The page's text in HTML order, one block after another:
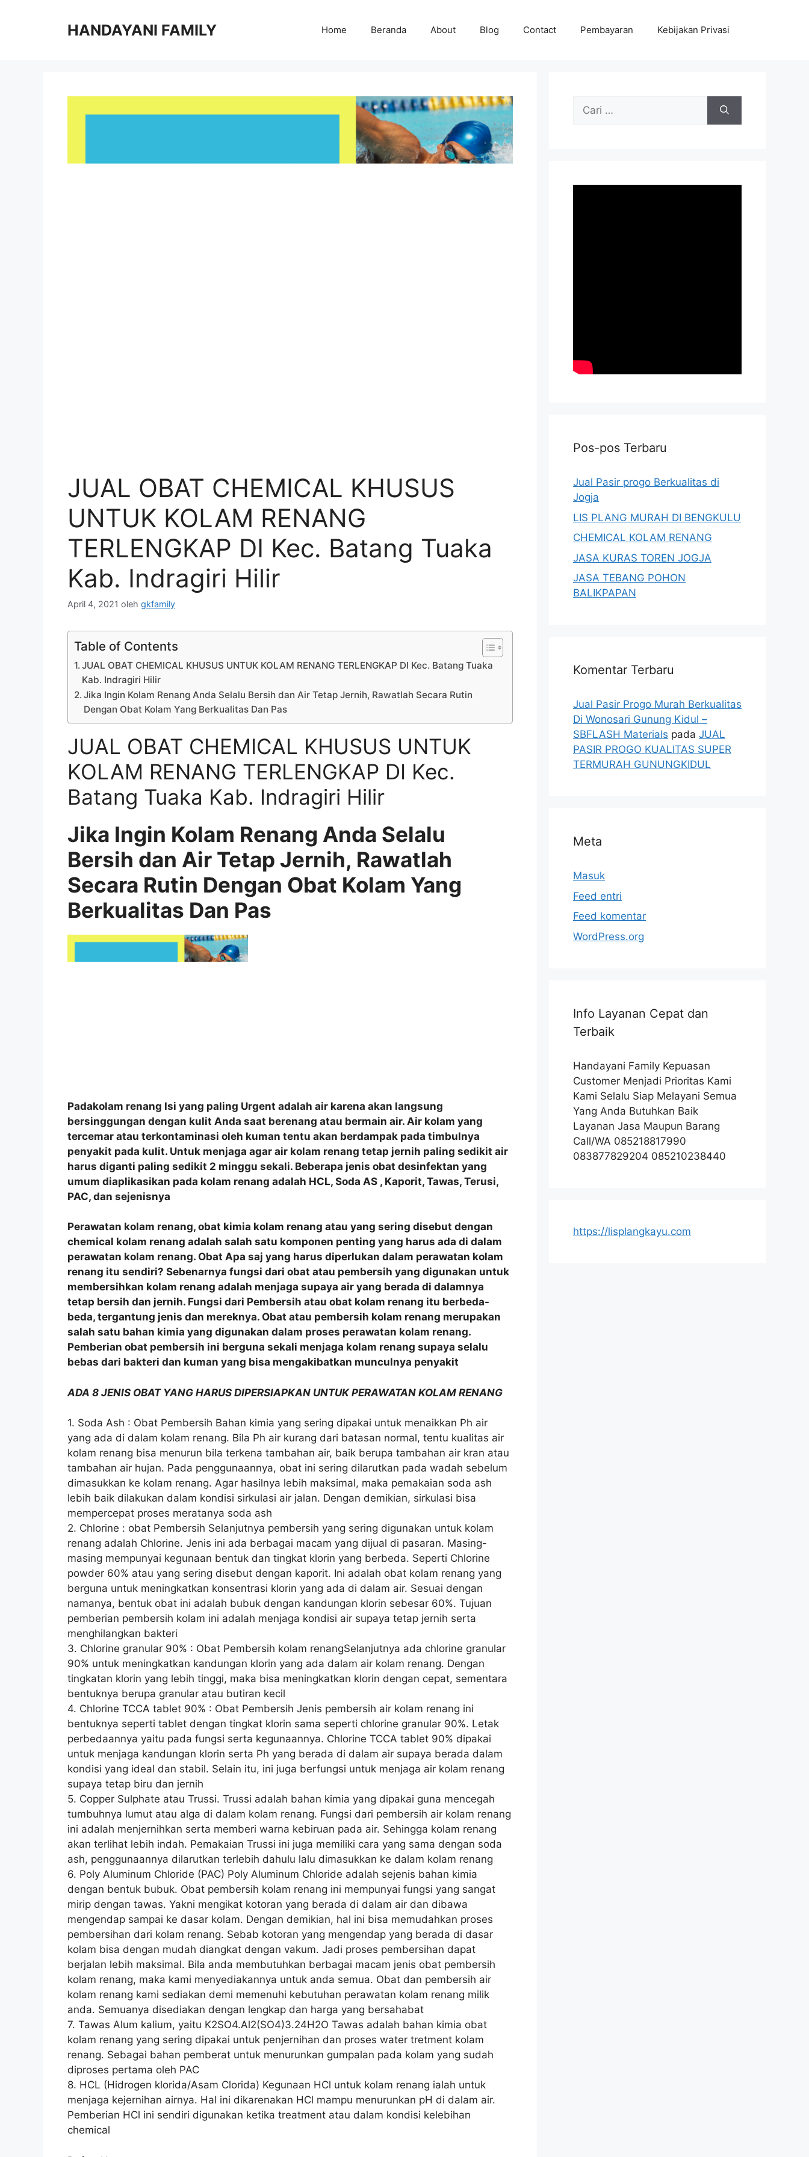
HANDAYANI FAMILY Home Beranda About Blog Contact Pembayaran Kebijakan Privasi
JUAL OBAT CHEMICAL KHUSUS
UNTUK KOLAM RENANG
TERLENGKAP DI Kec. Batang Tuaka
Kab. Indragiri Hilir
April 4, 2021 oleh gkfamily
Table of Contents
JUAL OBAT CHEMICAL KHUSUS UNTUK KOLAM RENANG TERLENGKAP DI Kec. Batang Tuaka
Kab. Indragiri Hilir
Jika Ingin Kolam Renang Anda Selalu Bersih dan Air Tetap Jernih, Rawatlah Secara Rutin
Dengan Obat Kolam Yang Berkualitas Dan Pas
JUAL OBAT CHEMICAL KHUSUS UNTUK
KOLAM RENANG TERLENGKAP DI Kec.
Batang Tuaka Kab. Indragiri Hilir
Jika Ingin Kolam Renang Anda Selalu
Bersih dan Air Tetap Jernih, Rawatlah
Secara Rutin Dengan Obat Kolam Yang
Berkualitas Dan Pas
Padakolam renang Isi yang paling Urgent adalah air karena akan langsung
bersinggungan dengan kulit Anda saat berenang atau bermain air. Air kolam yang
tercemar atau terkontaminasi oleh kuman tentu akan berdampak pada timbulnya
penyakit pada kulit. Untuk menjaga agar air kolam renang tetap jernih paling sedikit air
harus diganti paling sedikit 2 minggu sekali. Beberapa jenis obat desinfektan yang
umum diaplikasikan pada kolam renang adalah HCL, Soda AS , Kaporit, Tawas, Terusi,
PAC, dan sejenisnya
Perawatan kolam renang, obat kimia kolam renang atau yang sering disebut dengan
chemical kolam renang adalah salah satu komponen penting yang harus ada di dalam
perawatan kolam renang. Obat Apa saj yang harus diperlukan dalam perawatan kolam
renang itu sendiri? Sebenarnya fungsi dari obat atau pembersih yang digunakan untuk
membersihkan kolam renang adalah menjaga supaya air yang berada di dalamnya
tetap bersih dan jernih. Fungsi dari Pembersih atau obat kolam renang itu berbeda-
beda, tergantung jenis dan mereknya. Obat atau pembersih kolam renang merupakan
salah satu bahan kimia yang digunakan dalam proses perawatan kolam renang.
Pemberian obat pembersih ini berguna sekali menjaga kolam renang supaya selalu
bebas dari bakteri dan kuman yang bisa mengakibatkan munculnya penyakit
ADA 8 JENIS OBAT YANG HARUS DIPERSIAPKAN UNTUK PERAWATAN KOLAM RENANG
1. Soda Ash : Obat Pembersih Bahan kimia yang sering dipakai untuk menaikkan Ph air
yang ada di dalam kolam renang. Bila Ph air kurang dari batasan normal, tentu kualitas air
kolam renang bisa menurun bila terkena tambahan air, baik berupa tambahan air kran atau
tambahan air hujan. Pada penggunaannya, obat ini sering dilarutkan pada wadah sebelum
dimasukkan ke kolam renang. Agar hasilnya lebih maksimal, maka pemakaian soda ash
lebih baik dilakukan dalam kondisi sirkulasi air jalan. Dengan demikian, sirkulasi bisa
mempercepat proses meratanya soda ash
2. Chlorine : obat Pembersih Selanjutnya pembersih yang sering digunakan untuk kolam
renang adalah Chlorine. Jenis ini ada berbagai macam yang dijual di pasaran. Masing-
masing mempunyai kegunaan bentuk dan tingkat klorin yang berbeda. Seperti Chlorine
powder 60% atau yang sering disebut dengan kaporit. Ini adalah obat kolam renang yang
berguna untuk meningkatkan konsentrasi klorin yang ada di dalam air. Sesuai dengan
namanya, bentuk obat ini adalah bubuk dengan kandungan klorin sebesar 60%. Tujuan
pemberian pembersih kolam ini adalah menjaga kondisi air supaya tetap jernih serta
menghilangkan bakteri
3. Chlorine granular 90% : Obat Pembersih kolam renangSelanjutnya ada chlorine granular
90% untuk meningkatkan kandungan klorin yang ada dalam air kolam renang. Dengan
tingkatan klorin yang lebih tinggi, maka bisa meningkatkan klorin dengan cepat, sementara
bentuknya berupa granular atau butiran kecil
4. Chlorine TCCA tablet 90% : Obat Pembersih Jenis pembersih air kolam renang ini
bentuknya seperti tablet dengan tingkat klorin sama seperti chlorine granular 90%. Letak
perbedaannya yaitu pada fungsi serta kegunaannya. Chlorine TCCA tablet 90% dipakai
untuk menjaga kandungan klorin serta Ph yang berada di dalam air supaya berada dalam
kondisi yang ideal dan stabil. Selain itu, ini juga berfungsi untuk menjaga air kolam renang
supaya tetap biru dan jernih
5. Copper Sulphate atau Trussi. Trussi adalah bahan kimia yang dipakai guna mencegah
tumbuhnya lumut atau alga di dalam kolam renang. Fungsi dari pembersih air kolam renang
ini adalah menjernihkan serta memberi warna kebiruan pada air. Sehingga kolam renang
akan terlihat lebih indah. Pemakaian Trussi ini juga memiliki cara yang sama dengan soda
ash, penggunaannya dilarutkan terlebih dahulu lalu dimasukkan ke dalam kolam renang
6. Poly Aluminum Chloride (PAC) Poly Aluminum Chloride adalah sejenis bahan kimia
dengan bentuk bubuk. Obat pembersih kolam renang ini mempunyai fungsi yang sangat
mirip dengan tawas. Yakni mengikat kotoran yang berada di dalam air dan dibawa
mengendap sampai ke dasar kolam. Dengan demikian, hal ini bisa memudahkan proses
pembersihan dari kolam renang. Sebab kotoran yang mengendap yang berada di dasar
kolam bisa dengan mudah diangkat dengan vakum. Jadi proses pembersihan dapat
berjalan lebih maksimal. Bila anda membutuhkan berbagai macam jenis obat pembersih
kolam renang, maka kami menyediakannya untuk anda semua. Obat dan pembersih air
kolam renang kami sediakan demi memenuhi kebutuhan perawatan kolam renang milik
anda. Semuanya disediakan dengan lengkap dan harga yang bersahabat
7. Tawas Alum kalium, yaitu K2SO4.Al2(SO4)3.24H2O Tawas adalah bahan kimia obat
kolam renang yang sering dipakai untuk penjernihan dan proses water tretment kolam
renang. Sebagai bahan pemberat untuk menurunkan gumpalan pada kolam yang sudah
diproses pertama oleh PAC
8. HCL (Hidrogen klorida/Asam Clorida) Kegunaan HCl untuk kolam renang ialah untuk
menjaga kejernihan airnya. Hal ini dikarenakan HCl mampu menurunkan pH di dalam air.
Pemberian HCl ini sendiri digunakan ketika treatment atau dalam kondisi kelebihan
chemical
Cari
Pos-pos Terbaru
Jual Pasir progo Berkualitas di
Jogja
LIS PLANG MURAH DI BENGKULU
CHEMICAL KOLAM RENANG
JASA KURAS TOREN JOGJA
JASA TEBANG POHON
BALIKPAPAN
Komentar Terbaru
Jual Pasir Progo Murah Berkualitas
Di Wonosari Gunung Kidul –
SBFLASH Materials pada JUAL
PASIR PROGO KUALITAS SUPER
TERMURAH GUNUNGKIDUL
Meta
Masuk
Feed entri
Feed komentar
WordPress.org
Info Layanan Cepat dan
Terbaik
Handayani Family Kepuasan
Customer Menjadi Prioritas Kami
Kami Selalu Siap Melayani Semua
Yang Anda Butuhkan Baik
Layanan Jasa Maupun Barang
Call/WA 085218817990
083877829204 085210238440
https://lisplangkayu.com